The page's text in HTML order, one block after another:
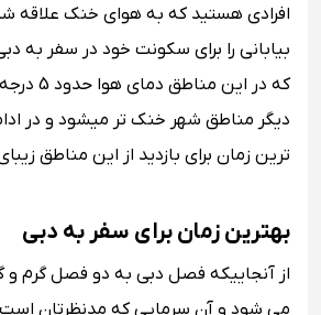
افرادی هستید که به هوای خنک علاقه
بیابانی را برای سکونت خود در سفر به
که در این
دیگر مناطق شهر خنک تر میشود و در
ترین زمان برای بازدید از این مناطق
بهترین زمان برای سفر به دبی
از آنجاییکه فصل دبی به دو فصل گرم و
می‌ شود و آن سرمایی که مدنظرتان است